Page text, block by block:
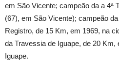
em São Vicente; campeão da a 4ª
(67), em São Vicente); campeão
Registro, de 15 Km, em 1969, na
da Travessia de Iguape, de 20 Km,
Iguape.